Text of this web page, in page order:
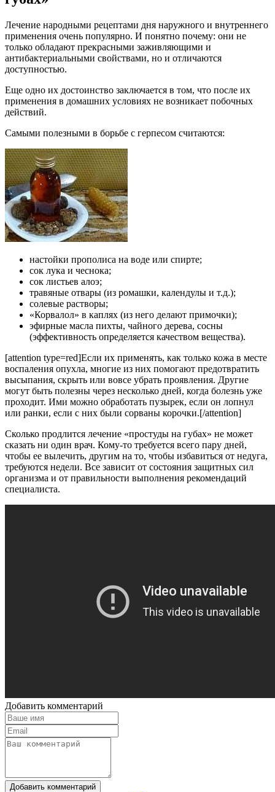
Лечение народными рецептами дня наружного и внутреннего
применения очень популярно. И понятно почему: они не
только обладают прекрасными заживляющими и
антибактериальными свойствами, но и отличаются
доступностью.
Еще одно их достоинство заключается в том, что после их
применения в домашних условиях не возникает побочных
действий.
Самыми полезными в борьбе с герпесом считаются:
настойки прополиса на воде или спирте;
сок лука и чеснока;
сок листьев алоэ;
травяные отвары (из ромашки, календулы и т.д.);
солевые растворы;
«Корвалол» в каплях (из него делают примочки);
эфирные масла пихты, чайного дерева, сосны
(эффективность определяется качеством вещества).
[attention type=red]Если их применять, как только кожа в месте
воспаления опухла, многие из них помогают предотвратить
высыпания, скрыть или вовсе убрать проявления. Другие
могут быть полезны через несколько дней, когда болезнь уже
проходит. Ими можно обработать пузырек, если он лопнул
или ранки, если с них были сорваны корочки.[/attention]
Сколько продлится лечение «простуды на губах» не может
сказать ни один врач. Кому-то требуется всего пару дней,
чтобы ее вылечить, другим на то, чтобы избавиться от недуга,
требуются недели. Все зависит от состояния защитных сил
организма и от правильности выполнения рекомендаций
специалиста.
Добавить комментарий
Добавить комментарий